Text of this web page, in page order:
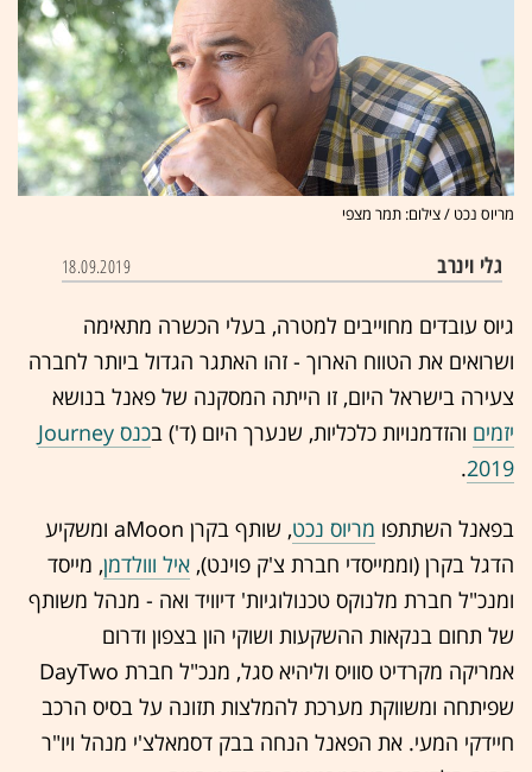
מריוס נכט / צילום: תמר מצפי
גלי וינרב 18.09.2019
גיוס עובדים מחוייבים למטרה, בעלי הכשרה מתאימה
ושרואים את הטווח הארוך - זהו האתגר הגדול ביותר לחברה
צעירה בישראל היום, זו הייתה המסקנה של פאנל בנושא
יזמים והזדמנויות כלכליות, שנערך היום (ד') ב
כנס Journey
2019
.
בפאנל השתתפו מריוס נכט
, שותף בקרן aMoon ומשקיע
הדגל בקרן (וממייסדי חברת צ'ק פוינט), איל ווולדמן, מייסד
ומנכ"ל חברת מלנוקס טכנולוגיות' דיוויד ואה - מנהל משותף
של תחום בנקאות ההשקעות ושוקי הון בצפון ודרום
אמריקה מקרדיט סוויס וליהיא סגל, מנכ"ל חברת DayTwo
שפיתחה ומשווקת מערכת להמלצות תזונה על בסיס הרכב
חיידקי המעי. את הפאנל הנחה בבק דסמאלצ'י מנהל ויו"ר